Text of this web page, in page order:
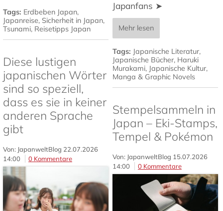
Tags: Erdbeben Japan,
Japanreise, Sicherheit in Japan,
Tsunami, Reisetipps Japan
Japanfans ➤
Mehr lesen
Tags: Japanische Literatur,
Japanische Bücher, Haruki
Murakami, Japanische Kultur,
Manga & Graphic Novels
Diese lustigen
japanischen Wörter
sind so speziell,
dass es sie in keiner
anderen Sprache
gibt
Von: JapanweltBlog 22.07.2026
14:00
0 Kommentare
Stempelsammeln in
Japan – Eki-Stamps,
Tempel & Pokémon
Von: JapanweltBlog 15.07.2026
14:00
0 Kommentare